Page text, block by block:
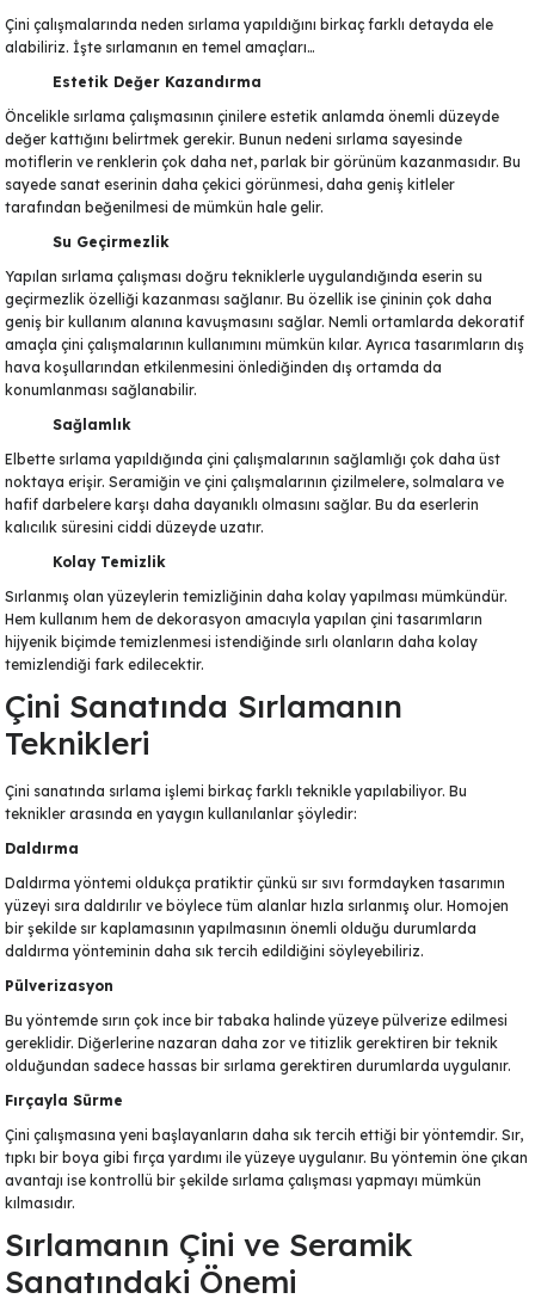
Nar Tabak Serisi
Ayna Tabak Serisi
Kahve - Çay Tabak Serisi
Ayaklı Tabak Serisi
Balık Tabak Serisi
İbrik Tabak Serisi
Katlı Servis Tabak Takımı
Sahan Tabak Serisi
BURGU VAZO
LALE VAZO
ÇEŞM-İ BÜLBÜL VAZO
DİĞER VAZOLAR
GENİŞ RÖLYEFLİ VAZO
MODERN VAZO
Milet Kase Serisi
Sunumluk Kase Serisi
Üç Ayaklı Kase Serisi
Çini çalışmalarında neden sırlama yapıldığını birkaç farklı detayda ele
alabiliriz. İşte sırlamanın en temel amaçları…
Estetik Değer Kazandırma
Öncelikle sırlama çalışmasının çinilere estetik anlamda önemli düzeyde
değer kattığını belirtmek gerekir. Bunun nedeni sırlama sayesinde
motiflerin ve renklerin çok daha net, parlak bir görünüm kazanmasıdır. Bu
sayede sanat eserinin daha çekici görünmesi, daha geniş kitleler
tarafından beğenilmesi de mümkün hale gelir.
Su Geçirmezlik
Yapılan sırlama çalışması doğru tekniklerle uygulandığında eserin su
geçirmezlik özelliği kazanması sağlanır. Bu özellik ise çininin çok daha
geniş bir kullanım alanına kavuşmasını sağlar. Nemli ortamlarda dekoratif
amaçla çini çalışmalarının kullanımını mümkün kılar. Ayrıca tasarımların dış
hava koşullarından etkilenmesini önlediğinden dış ortamda da
konumlanması sağlanabilir.
Sağlamlık
Elbette sırlama yapıldığında çini çalışmalarının sağlamlığı çok daha üst
noktaya erişir. Seramiğin ve çini çalışmalarının çizilmelere, solmalara ve
hafif darbelere karşı daha dayanıklı olmasını sağlar. Bu da eserlerin
kalıcılık süresini ciddi düzeyde uzatır.
Kolay Temizlik
Sırlanmış olan yüzeylerin temizliğinin daha kolay yapılması mümkündür.
Hem kullanım hem de dekorasyon amacıyla yapılan çini tasarımların
hijyenik biçimde temizlenmesi istendiğinde sırlı olanların daha kolay
temizlendiği fark edilecektir.
Çini Sanatında Sırlamanın
Teknikleri
Çini sanatında sırlama işlemi birkaç farklı teknikle yapılabiliyor. Bu
teknikler arasında en yaygın kullanılanlar şöyledir:
Daldırma
Daldırma yöntemi oldukça pratiktir çünkü sır sıvı formdayken tasarımın
yüzeyi sıra daldırılır ve böylece tüm alanlar hızla sırlanmış olur. Homojen
bir şekilde sır kaplamasının yapılmasının önemli olduğu durumlarda
daldırma yönteminin daha sık tercih edildiğini söyleyebiliriz.
Pülverizasyon
Bu yöntemde sırın çok ince bir tabaka halinde yüzeye pülverize edilmesi
gereklidir. Diğerlerine nazaran daha zor ve titizlik gerektiren bir teknik
olduğundan sadece hassas bir sırlama gerektiren durumlarda uygulanır.
Fırçayla Sürme
Çini çalışmasına yeni başlayanların daha sık tercih ettiği bir yöntemdir. Sır,
tıpkı bir boya gibi fırça yardımı ile yüzeye uygulanır. Bu yöntemin öne çıkan
avantajı ise kontrollü bir şekilde sırlama çalışması yapmayı mümkün
kılmasıdır.
Sırlamanın Çini ve Seramik
Sanatındaki Önemi